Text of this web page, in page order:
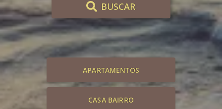
BUSCAR
APARTAMENTOS
CASA BAIRRO